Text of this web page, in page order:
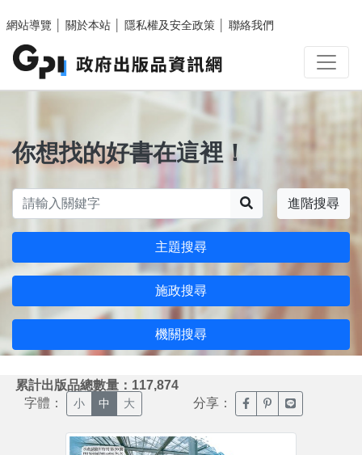
網站導覽
關於本站 隱私權及安全政策 聯絡我們
你想找的好書在這裡！
進階搜尋
主題搜尋
施政搜尋
機關搜尋
累計出版品總數量：117,874
字體： 小 中 大 分享： 臉書分享(另開新視窗)
噗浪分享(另開新
Line分享(另